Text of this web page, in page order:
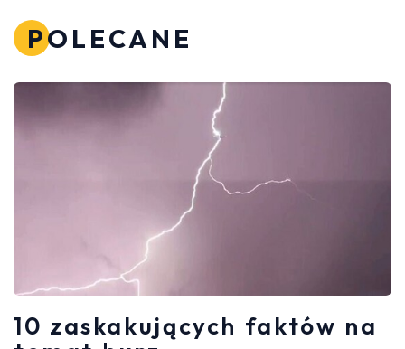
POLECANE
10 zaskakujących faktów na